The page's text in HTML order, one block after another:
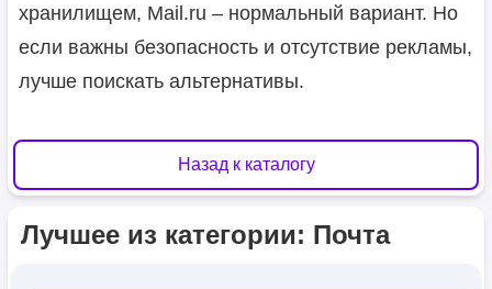
хранилищем, Mail.ru – нормальный вариант. Но
если важны безопасность и отсутствие рекламы,
лучше поискать альтернативы.
Назад к каталогу
Лучшее из категории: Почта